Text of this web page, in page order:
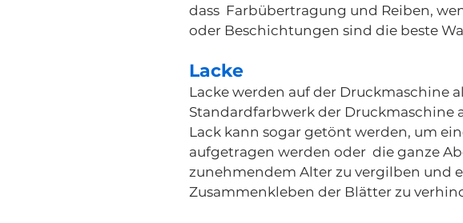
dass Farbübertragung und Reiben,
oder Beschichtungen sind die beste
Lacke
Lacke werden auf der Druckmaschine
Standardfarbwerk der Druckmaschine
Lack kann sogar getönt werden, um
aufgetragen werden oder die ganze
zunehmendem Alter zu vergilben und
Zusammenkleben der Blätter zu